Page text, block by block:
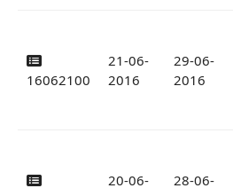
16062100
21-06-
2016
29-06-
2016
20-06-
28-06-